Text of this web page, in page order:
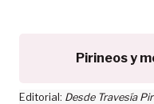
Pirineos y
Editorial: Desde Travesía